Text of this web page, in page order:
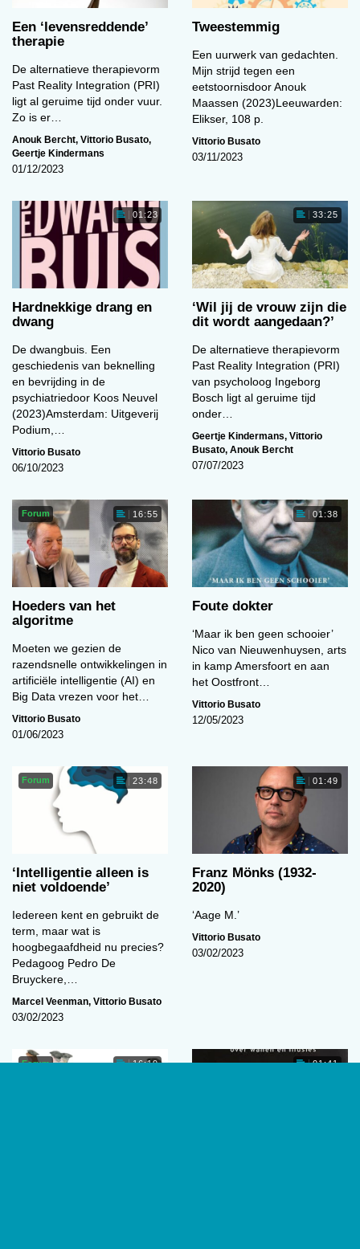
Een ‘levens­reddende’
therapie
De alternatieve therapievorm
Past Reality Integration (PRI)
ligt al geruime tijd onder vuur.
Zo is er…
Anouk Bercht, Vittorio Busato,
Geertje Kindermans
01/12/2023
Tweestemmig
Een uurwerk van gedachten.
Mijn strijd tegen een
eetstoornisdoor Anouk
Maassen (2023)Leeuwarden:
Elikser, 108 p.
Vittorio Busato
03/11/2023
01:23
Hardnekkige drang en
dwang
De dwangbuis. Een
geschiedenis van beknelling
en bevrijding in de
psychiatriedoor Koos Neuvel
(2023)Amsterdam: Uitgeverij
Podium,…
Vittorio Busato
06/10/2023
33:25
‘Wil jij de vrouw zijn die
dit wordt aangedaan?’
De alternatieve therapievorm
Past Reality Integration (PRI)
van psycholoog Ingeborg
Bosch ligt al geruime tijd
onder…
Geertje Kindermans, Vittorio
Busato, Anouk Bercht
07/07/2023
Forum 16:55
Hoeders van het
algoritme
Moeten we gezien de
razendsnelle ontwikkelingen in
artificiële intelligentie (AI) en
Big Data vrezen voor het…
Vittorio Busato
01/06/2023
01:38
Foute dokter
‘Maar ik ben geen schooier’
Nico van Nieuwenhuysen, arts
in kamp Amersfoort en aan
het Oostfront…
Vittorio Busato
12/05/2023
Forum 23:48
‘Intelligentie alleen is
niet voldoende’
Iedereen kent en gebruikt de
term, maar wat is
hoogbegaafdheid nu precies?
Pedagoog Pedro De
Bruyckere,…
Marcel Veenman, Vittorio Busato
03/02/2023
01:49
Franz Mönks (1932-
2020)
‘Aage M.’
Vittorio Busato
03/02/2023
Forum 16:19 01:41